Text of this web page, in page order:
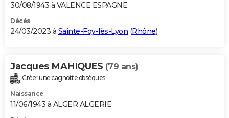
30/08/1943 à VALENCE ESPAGNE
Décès
24/03/2023 à Sainte-Foy-lès-Lyon (Rhône)
Jacques MAHIQUES (79 ans)
Créer une cagnotte obsèques
Naissance
11/06/1943 à ALGER ALGERIE